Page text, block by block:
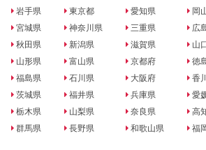
岩手県
宮城県
秋田県
山形県
福島県
茨城県
栃木県
群馬県
東京都
神奈川県
新潟県
富山県
石川県
福井県
山梨県
長野県
愛知県
三重県
滋賀県
京都府
大阪府
兵庫県
奈良県
和歌山県
岡
広
山
徳
香
愛
高
福